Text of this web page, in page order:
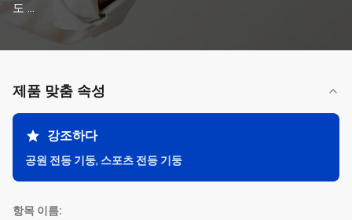
도 ...
제품 맞춤 속성
강조하다
공원 전등 기둥, 스포츠 전등 기둥
항목 이름: